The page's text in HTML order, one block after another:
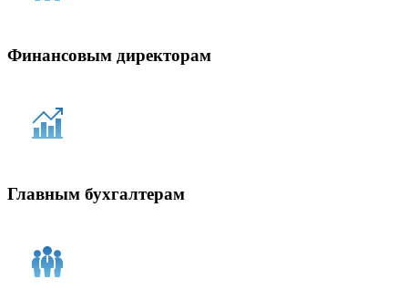
Финансовым директорам
Главным бухгалтерам